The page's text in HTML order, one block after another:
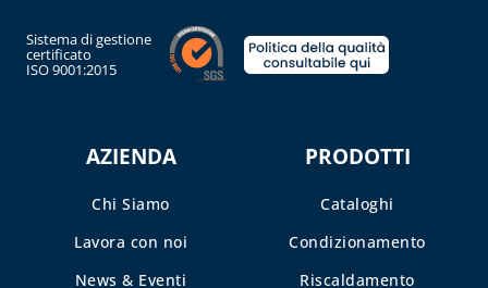
BENDE, NASTRI E
GUARNIZIONI
GUAINE
CORRUGATE,
TERMORETRAIBILI
Sistema di gestione
certificato
ISO 9001:2015
AZIENDA
Chi Siamo
Lavora con noi
News & Eventi
PRODOTTI
Cataloghi
Condizionamento
Riscaldamento